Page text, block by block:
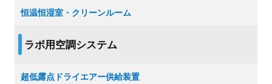
恒温恒湿室・クリーンルーム
ラボ用空調システム
超低露点ドライエアー供給装置